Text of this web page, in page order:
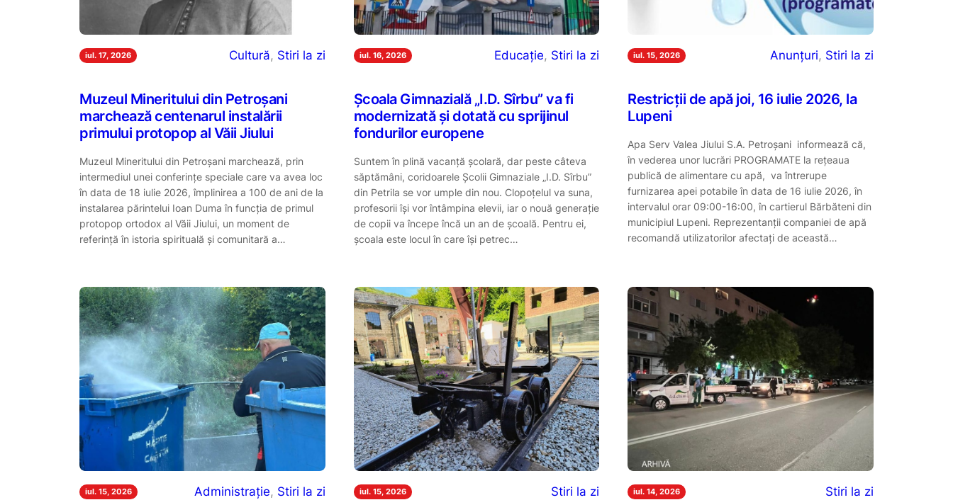
iul. 17, 2026 Cultură, Stiri la zi
Muzeul Mineritului din Petroșani
marchează centenarul instalării
primului protopop al Văii Jiului
Muzeul Mineritului din Petroșani marchează, prin
intermediul unei conferințe speciale care va avea loc
în data de 18 iulie 2026, împlinirea a 100 de ani de la
instalarea părintelui Ioan Duma în funcția de primul
protopop ortodox al Văii Jiului, un moment de
referință în istoria spirituală și comunitară a…
iul. 16, 2026 Educație, Stiri la zi
Școala Gimnazială „I.D. Sîrbu” va fi
modernizată și dotată cu sprijinul
fondurilor europene
Suntem în plină vacanță școlară, dar peste câteva
săptămâni, coridoarele Școlii Gimnaziale „I.D. Sîrbu”
din Petrila se vor umple din nou. Clopoțelul va suna,
profesorii își vor întâmpina elevii, iar o nouă generație
de copii va începe încă un an de școală. Pentru ei,
școala este locul în care își petrec…
iul. 15, 2026 Anunțuri, Stiri la zi
Restricții de apă joi, 16 iulie 2026, la
Lupeni
Apa Serv Valea Jiului S.A. Petroşani informează că,
în vederea unor lucrări PROGRAMATE la reţeaua
publică de alimentare cu apă, va întrerupe
furnizarea apei potabile în data de 16 iulie 2026, în
intervalul orar 09:00-16:00, în cartierul Bărbăteni din
municipiul Lupeni. Reprezentanții companiei de apă
recomandă utilizatorilor afectaţi de această…
iul. 15, 2026 Administrație, Stiri la zi iul. 15, 2026 Stiri la zi iul. 14, 2026 Stiri la zi